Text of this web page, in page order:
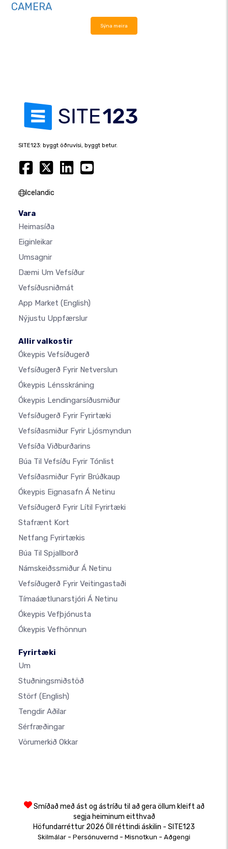
CAMERA
Sýna meira
SITE123: byggt öðruvísi, byggt betur.
Icelandic
Vara
Heimasíða
Eiginleikar
Umsagnir
Dæmi Um Vefsíður
Vefsíðusniðmát
App Market (English)
Nýjustu Uppfærslur
Allir valkostir
Ókeypis Vefsíðugerð
Vefsíðugerð Fyrir Netverslun
Ókeypis Lénsskráning
Ókeypis Lendingarsíðusmiður
Vefsíðugerð Fyrir Fyrirtæki
Vefsíðasmiður Fyrir Ljósmyndun
Vefsíða Viðburðarins
Búa Til Vefsíðu Fyrir Tónlist
Vefsíðasmiður Fyrir Brúðkaup
Ókeypis Eignasafn Á Netinu
Vefsíðugerð Fyrir Lítil Fyrirtæki
Stafrænt Kort
Netfang Fyrirtækis
Búa Til Spjallborð
Námskeiðssmiður Á Netinu
Vefsíðugerð Fyrir Veitingastaði
Tímaáætlunarstjóri Á Netinu
Ókeypis Vefþjónusta
Ókeypis Vefhönnun
Fyrirtæki
Um
Stuðningsmiðstöð
Störf (English)
Tengdir Aðilar
Sérfræðingar
Vörumerkið Okkar
Smíðað með ást og ástríðu til að gera öllum kleift að
segja heiminum eitthvað
Höfundarréttur 2026 Öll réttindi áskilin - SITE123
Skilmálar - Persónuvernd - Misnotkun - Aðgengi